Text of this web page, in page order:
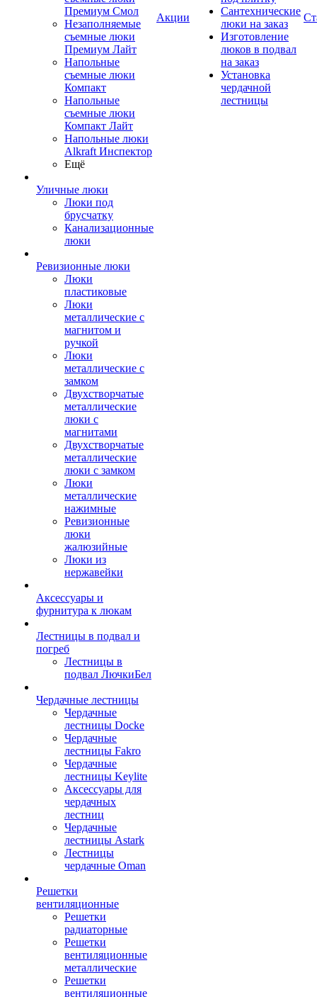
Премиум Смол
Незаполняемые
съемные люки
Премиум Лайт
Напольные
съемные люки
Компакт
Напольные
съемные люки
Компакт Лайт
Напольные люки
Alkraft Инспектор
Ещё
Уличные люки
Люки под
брусчатку
Канализационные
люки
Ревизионные люки
Люки
пластиковые
Люки
металлические с
магнитом и
ручкой
Люки
металлические с
замком
Двухстворчатые
металлические
люки с
магнитами
Двухстворчатые
металлические
люки с замком
Люки
металлические
нажимные
Ревизионные
люки
жалюзийные
Люки из
нержавейки
Аксессуары и
фурнитура к люкам
Лестницы в подвал и
погреб
Лестницы в
подвал ЛючкиБел
Чердачные лестницы
Чердачные
лестницы Docke
Чердачные
лестницы Fakro
Чердачные
лестницы Keylite
Аксессуары для
чердачных
лестниц
Чердачные
лестницы Astark
Лестницы
чердачные Oman
Решетки
вентиляционные
Решетки
радиаторные
Решетки
вентиляционные
металлические
Решетки
вентиляционные
Акции
Сантехнические
люки на заказ
Изготовление
люков в подвал
на заказ
Установка
чердачной
лестницы